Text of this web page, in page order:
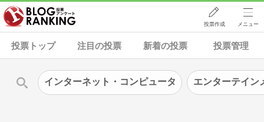
投票作成 メニュー
投票トップ 注目の投票 新着の投票 投票管理
インターネット・コンピュータ エンターテイン